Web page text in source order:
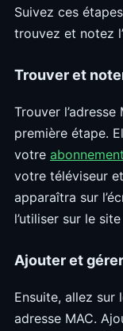
Suivez ces
trouvez et notez
Trouver et
Trouver
première étape.
votre
votre téléviseur et
apparaîtra sur
l’utiliser sur le
Ajouter et
Ensuite, allez sur
adresse MAC.